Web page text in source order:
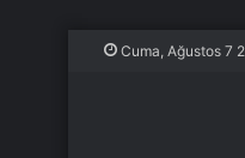
Cuma, Ağustos 7